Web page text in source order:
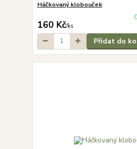
Háčkovaný klobouček
160 Kč/ks
Přidat do